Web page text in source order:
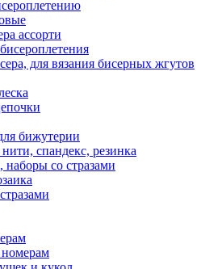
ассорти
для вязания бисерных жгутов
бижутерии
спандекс, резинка
наборы со стразами